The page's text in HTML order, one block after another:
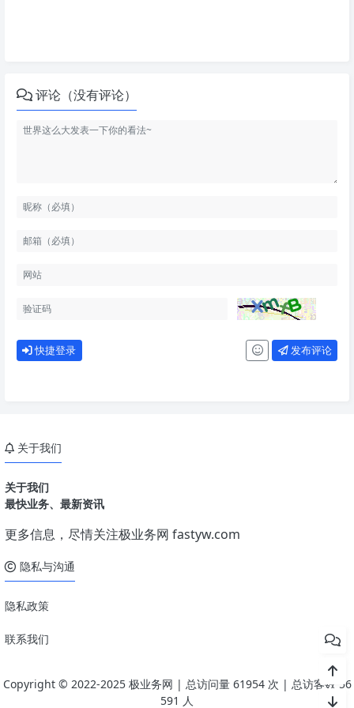
评论（没有评论）
快捷登录 发布评论
关于我们
关于我们
最快业务、最新资讯
更多信息，尽情关注极业务网 fastyw.com
隐私与沟通
隐私政策
联系我们
Copyright © 2022-2025 极业务网 | 总访问量 61954次 | 总访客数 56
591 人